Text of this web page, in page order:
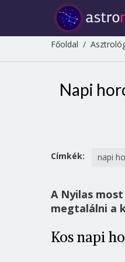
Főoldal /
Napi
Címkék: napi
A Nyilas
megtalálni a
Kos napi